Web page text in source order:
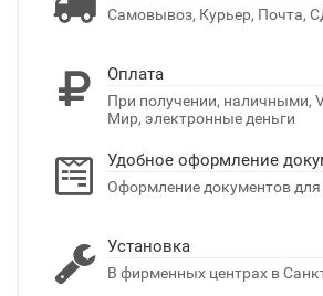
Самовывоз, Курьер, Почта,
Оплата
При получении, наличными,
Мир, электронные деньги
Удобное оформление
Оформление документов
Установка
В фирменных центрах в